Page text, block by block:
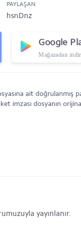
PAYLAŞAN
hsnDnz
Google
Mağazadan
ait doğrulanmış
imzası dosyanın
yayınlanır.